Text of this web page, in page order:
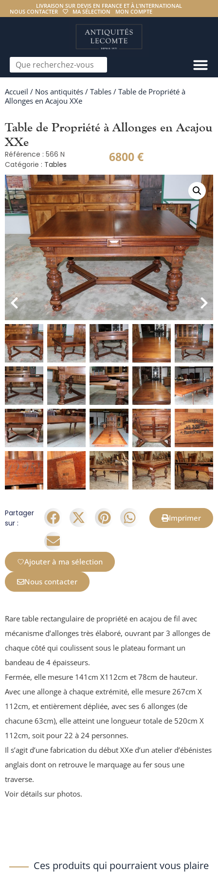
LIVRAISON SUR DEVIS EN FRANCE ET À L’INTERNATIONAL
NOUS CONTACTER
MA SÉLECTION MON COMPTE
Accueil / Nos antiquités / Tables / Table de Propriété à
Allonges en Acajou XXe
Table de Propriété à Allonges en Acajou
XXe
Référence : 566 N
Catégorie : Tables 6800€
Partager
sur :
Imprimer
Ajouter à ma sélection
Nous contacter
Rare table rectangulaire de propriété en acajou de fil avec
mécanisme d’allonges très élaboré, ouvrant par 3 allonges de
chaque côté qui coulissent sous le plateau formant un
bandeau de 4 épaisseurs.
Fermée, elle mesure 141cm X112cm et 78cm de hauteur.
Avec une allonge à chaque extrémité, elle mesure 267cm X
112cm, et entièrement dépliée, avec ses 6 allonges (de
chacune 63cm), elle atteint une longueur totale de 520cm X
112cm, soit pour 22 à 24 personnes.
Il s’agit d’une fabrication du début XXe d’un atelier d’ébénistes
anglais dont on retrouve le marquage au fer sous une
traverse.
Voir détails sur photos.
Ces produits qui pourraient vous plaire